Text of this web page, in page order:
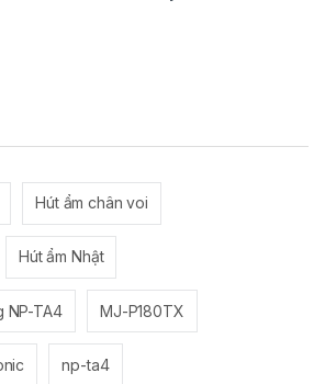
Hút ẩm chân voi
Hút ẩm Nhật
NP-TA4 MJ-P180TX
np-ta4